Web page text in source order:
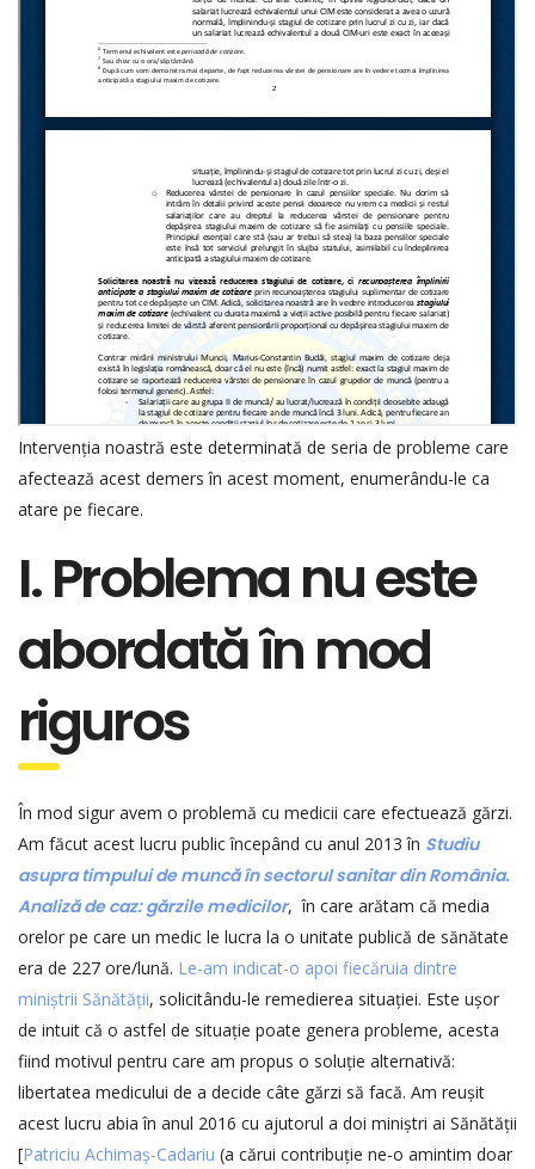
Intervenția noastră este determinată de seria de probleme care
afectează acest demers în acest moment, enumerându-le ca
atare pe fiecare.
I. Problema nu este
abordată în mod
riguros
În mod sigur avem o problemă cu medicii care efectuează gărzi.
Am făcut acest lucru public începând cu anul 2013 în Studiu
asupra timpului de muncă în sectorul sanitar din România.
Analiză de caz: gărzile medicilor, în care arătam că media
orelor pe care un medic le lucra la o unitate publică de sănătate
era de 227 ore/lună. Le-am indicat-o apoi fiecăruia dintre
miniștrii Sănătății, solicitându-le remedierea situației. Este ușor
de intuit că o astfel de situație poate genera probleme, acesta
fiind motivul pentru care am propus o soluție alternativă:
libertatea medicului de a decide câte gărzi să facă. Am reușit
acest lucru abia în anul 2016 cu ajutorul a doi miniștri ai Sănătății
[Patriciu Achimaș-Cadariu (a cărui contribuție ne-o amintim doar